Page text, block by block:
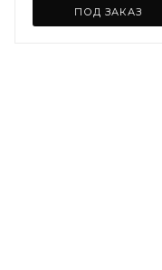
ПОД ЗАКАЗ